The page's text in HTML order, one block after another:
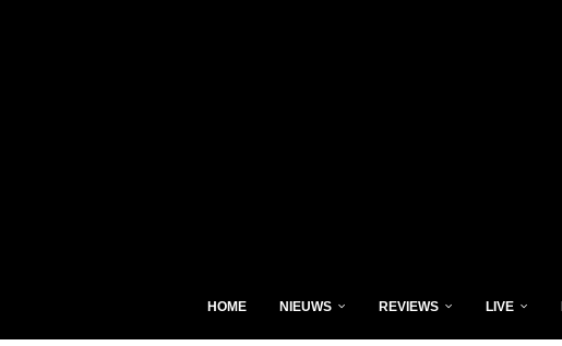
HOME NIEUWS REVIEWS LIVE